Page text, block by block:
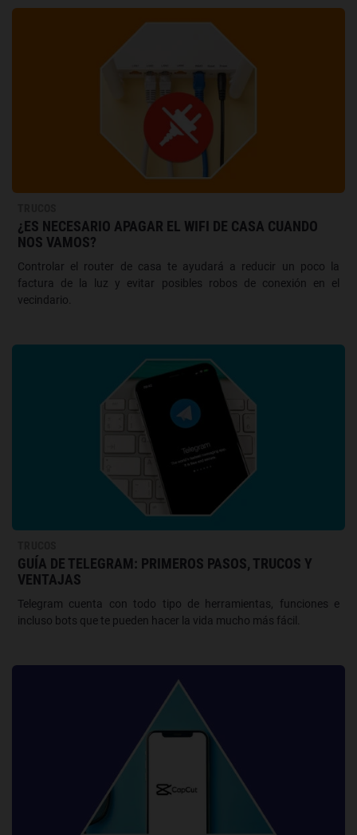
¿ES NECESARIO APAGAR EL WIFI DE CASA CUANDO
NOS VAMOS?
Controlar el router de casa te ayudará a reducir un poco la
factura de la luz y evitar posibles robos de conexión en el
vecindario.
GUÍA DE TELEGRAM: PRIMEROS PASOS, TRUCOS Y
VENTAJAS
Telegram cuenta con todo tipo de herramientas, funciones e
incluso bots que te pueden hacer la vida mucho más fácil.